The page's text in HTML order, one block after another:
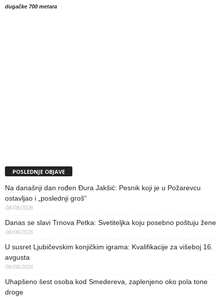
dugačke 700 metara
POSLEDNJE OBJAVE
Na današnji dan rođen Đura Jakšić: Pesnik koji je u Požarevcu
ostavljao i „poslednji groš“
08/08/2026
Danas se slavi Trnova Petka: Svetiteljka koju posebno poštuju žene
08/08/2026
U susret Ljubičevskim konjičkim igrama: Kvalifikacije za višeboj 16.
avgusta
08/08/2026
Uhapšeno šest osoba kod Smedereva, zaplenjeno oko pola tone
droge